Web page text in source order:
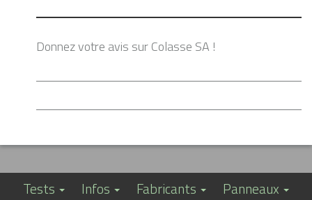
Donnez votre avis sur Colasse SA !
Tests Infos Fabricants
Panneaux